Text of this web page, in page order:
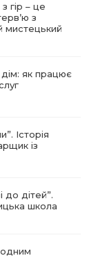
гір – це
з
мистецький
як працює
Історія
із
до дітей”.
школа